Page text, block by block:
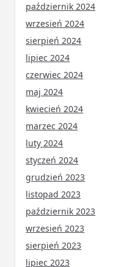
październik 2024
wrzesień 2024
sierpień 2024
lipiec 2024
czerwiec 2024
maj 2024
kwiecień 2024
marzec 2024
luty 2024
styczeń 2024
grudzień 2023
listopad 2023
październik 2023
wrzesień 2023
sierpień 2023
lipiec 2023